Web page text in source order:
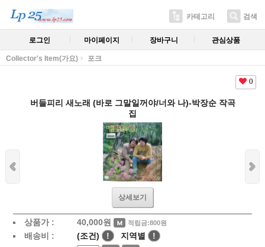
카테고리 검색
로그인 마이페이지 장바구니 관심상품
Collector's Item(가요) 포크
0
버들피리 새노래 (바로 그말일꺼야/너와 나)-박장순 작곡
집
상세보기
상품가 : 40,000원 적립금:800원
배송비 : (조건) ! 지역별
!